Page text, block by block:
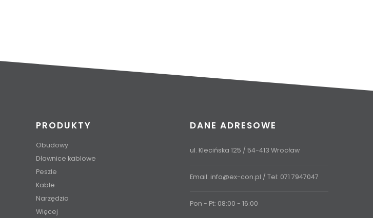
PRODUKTY
Obudowy
Dławnice kablowe
Peszle
Kable
Narzędzia
Więcej
DANE ADRESOWE
ul. Klecińska 125 / 54-413 Wrocław
Email: info@ex-con.pl / Tel: 071 7947047
Pon - Pt: 08:00 - 16:00